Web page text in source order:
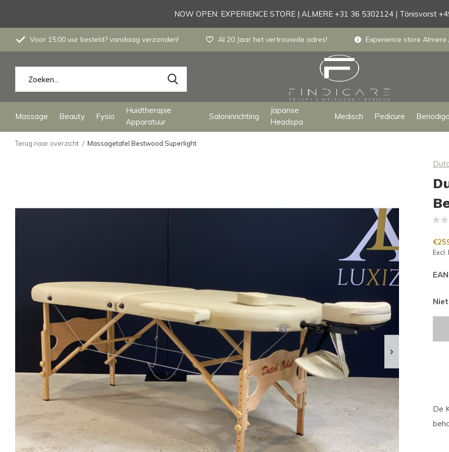
Massage Beauty Fysio
Huidtherapie
Apparatuur
Saloninrichting
Japanse
Headspa
Medisch Pedicure
Voor 15:00 uur besteld? vandaag verzonden! Al 20 Jaar het vertrouwde adres! Experience store
NOW OPEN: EXPERIENCE STORE | ALMERE +31 36 5302124 | Tönisvorst
Terug naar overzicht Massagetafel Bestwood Superlight
Excl.
De